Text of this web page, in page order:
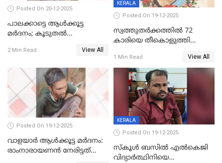
Posted On 20-12-2025
പാലക്കാട്ടെ ആള്‍ക്കൂട്ട
മര്‍ദനം; കൂടുതല്‍
അംഗ സംഘമെന്ന് വിവരം
2 Min Read View All
KERALA
Posted On 19-12-2025
സ്വത്തുതര്‍ക്കത്തില്‍ 72
കാരിയെ തീകൊളുത്തി
ക്രൂരകൊലപാതകത്തില്‍
സഹോദരിപുത്രന് ജീവപര്യന്തം
1 Min Read View All
Posted On 19-12-2025
വാളയാർ ആൾക്കൂട്ട മർദനം:
രാംനാരായണൻ നേരിട്ടത്
KERALA
Posted On 19-12-2025
സ്കൂൾ ബസിൽ എൽകെജി
വിദ്യാര്‍ത്ഥിനിയെ